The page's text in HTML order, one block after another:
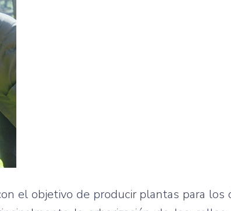
el objetivo de producir plantas para los